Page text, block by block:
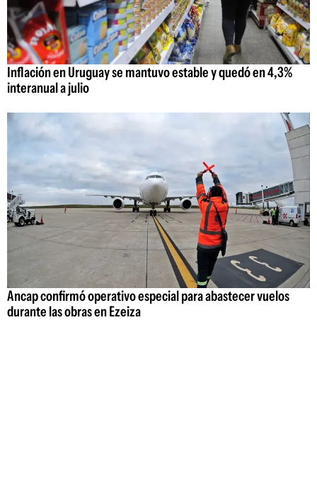
Inflación en Uruguay se mantuvo estable y quedó en 4,3%
interanual a julio
Ancap confirmó operativo especial para abastecer vuelos
durante las obras en Ezeiza